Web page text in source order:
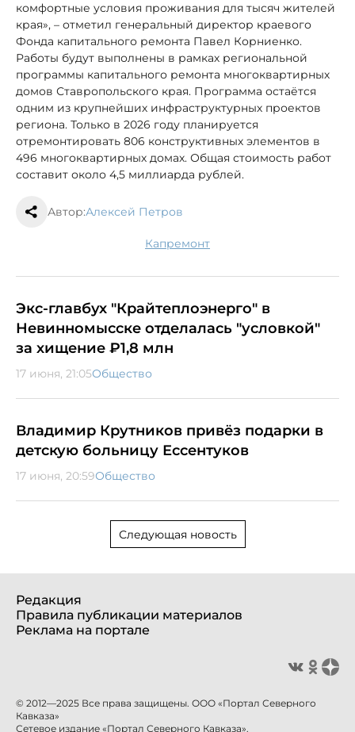
комфортные условия проживания для тысяч жителей
края», – отметил генеральный директор краевого
Фонда капитального ремонта Павел Корниенко.
Работы будут выполнены в рамках региональной
программы капитального ремонта многоквартирных
домов Ставропольского края. Программа остаётся
одним из крупнейших инфраструктурных проектов
региона. Только в 2026 году планируется
отремонтировать 806 конструктивных элементов в
496 многоквартирных домах. Общая стоимость работ
составит около 4,5 миллиарда рублей.
Автор:Алексей Петров
капремонт
Экс-главбух "Крайтеплоэнерго" в
Невинномысске отделалась "условкой"
за хищение ₽1,8 млн
17 июня, 21:05Общество
Владимир Крутников привёз подарки в
детскую больницу Ессентуков
17 июня, 20:59Общество
Следующая новость
Редакция
Правила публикации материалов
Реклама на портале
© 2012—2025 Все права защищены. ООО «Портал Северного
Кавказа»
Сетевое издание «Портал Северного Кавказа».